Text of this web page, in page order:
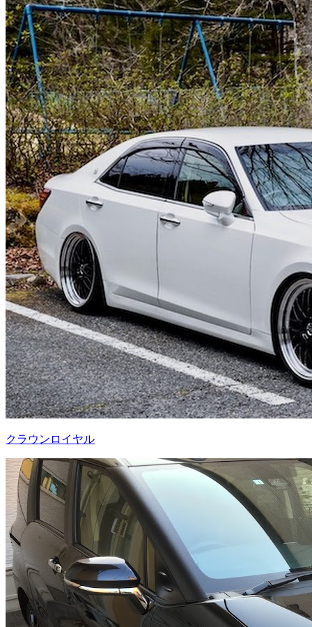
クラウンロイヤル